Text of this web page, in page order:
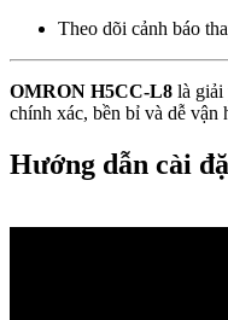
Theo dõi cảnh báo
OMRON H5CC-L8 là giải
chính xác, bền bỉ và dễ vận
Hướng dẫn cài